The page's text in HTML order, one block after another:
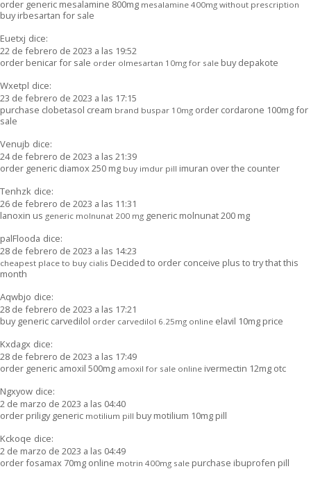
order generic mesalamine 800mg mesalamine 400mg without prescription
buy irbesartan for sale
Euetxj dice:
22 de febrero de 2023 a las 19:52
order benicar for sale order olmesartan 10mg for sale buy depakote
Wxetpl dice:
23 de febrero de 2023 a las 17:15
purchase clobetasol cream brand buspar 10mg order cordarone 100mg for
sale
Venujb dice:
24 de febrero de 2023 a las 21:39
order generic diamox 250 mg buy imdur pill imuran over the counter
Tenhzk dice:
26 de febrero de 2023 a las 11:31
lanoxin us generic molnunat 200 mg generic molnunat 200 mg
palFlooda dice:
28 de febrero de 2023 a las 14:23
cheapest place to buy cialis Decided to order conceive plus to try that this
month
Aqwbjo dice:
28 de febrero de 2023 a las 17:21
buy generic carvedilol order carvedilol 6.25mg online elavil 10mg price
Kxdagx dice:
28 de febrero de 2023 a las 17:49
order generic amoxil 500mg amoxil for sale online ivermectin 12mg otc
Ngxyow dice:
2 de marzo de 2023 a las 04:40
order priligy generic motilium pill buy motilium 10mg pill
Kckoqe dice:
2 de marzo de 2023 a las 04:49
order fosamax 70mg online motrin 400mg sale purchase ibuprofen pill